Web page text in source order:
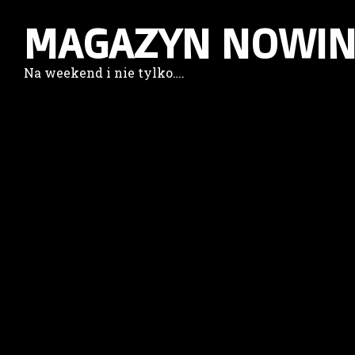
MAGAZYN
Na weekend i nie tylko….